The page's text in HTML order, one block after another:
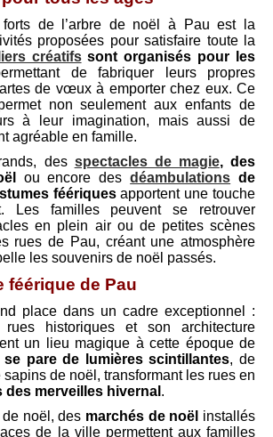
forts de l’arbre de noël à Pau est la
proposées pour satisfaire toute la
créatifssont organisés pour les
de fabriquer leurs propres
de vœux à emporter chez eux. Ce
non seulement aux enfants de
à leur imagination, mais aussi de
agréable en famille.
des spectacles de magie, des
ou encore desdéambulations de
féériquesapportent une touche
Les familles peuvent se retrouver
en plein air ou de petites scènes
rues de Pau, créant une atmosphère
les souvenirs de noël passés.
féérique de Pau
place dans un cadre exceptionnel :
historiques et son architecture
un lieu magique à cette époque de
se pare de lumières scintillantes, de
de noël, transformant les rues en
des merveilles hivernal .
de noël, des marchés de noël installés
de la ville permettent aux familles